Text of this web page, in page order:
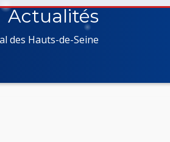
Actualités
des Hauts-de-Seine